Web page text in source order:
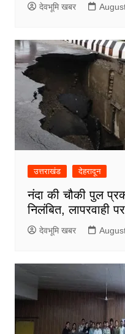
देवभूमि खबर
उत्तराखंड देहरादून
नंदा की चौकी पुल
निलंबित, लापरवाही
देवभूमि खबर